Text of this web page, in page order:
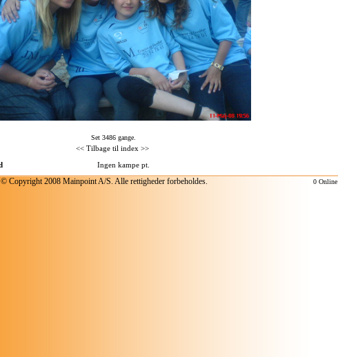
Set 3486 gange.
<< Tilbage til index >>
© Copyright 2008 Mainpoint A/S. Alle rettigheder forbeholdes. 0 Online